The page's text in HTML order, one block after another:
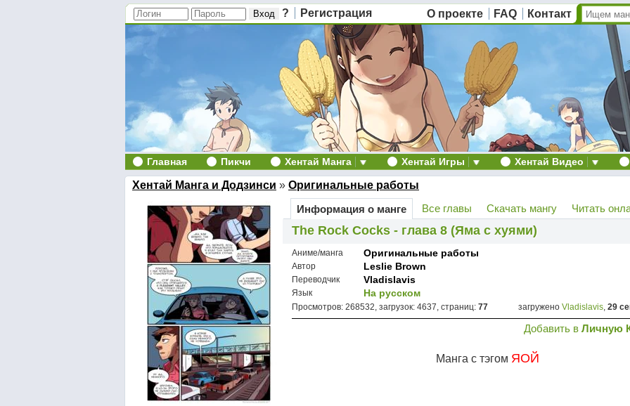
? Регистрация О проекте FAQ Контакт
Главная Пикчи Хентай Манга Хентай Игры Хентай Видео
Хентай Манга и Додзинси » Оригинальные работы
Информация о манге Все главы Скачать мангу Читать
The Rock Cocks - глава 8 (Яма с хуями)
Аниме/манга Оригинальные работы
Автор Leslie Brown
Переводчик Vladislavis
Язык На русском
Просмотров: 268532, загрузок: 4637, страниц: 77 загружено Vladislavis, 29
Добавить в Личную
Манга с тэгом ЯОЙ